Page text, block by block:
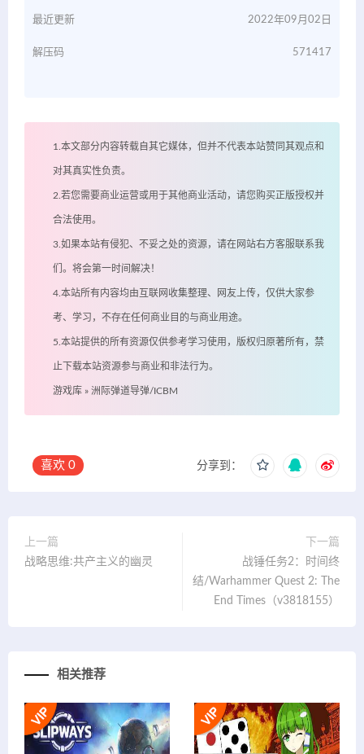
最近更新 2022年09月02日
解压码 571417
1.本文部分内容转载自其它媒体，但并不代表本站赞同其观点和
对其真实性负责。
2.若您需要商业运营或用于其他商业活动，请您购买正版授权并
合法使用。
3.如果本站有侵犯、不妥之处的资源，请在网站右方客服联系我
们。将会第一时间解决！
4.本站所有内容均由互联网收集整理、网友上传，仅供大家参
考、学习，不存在任何商业目的与商业用途。
5.本站提供的所有资源仅供参考学习使用，版权归原著所有，禁
止下载本站资源参与商业和非法行为。
游戏库 » 洲际弹道导弹/ICBM
喜欢 0 分享到：
上一篇
战略思维:共产主义的幽灵
下一篇
战锤任务2：时间终
结/Warhammer Quest 2: The
End Times（v3818155）
相关推荐